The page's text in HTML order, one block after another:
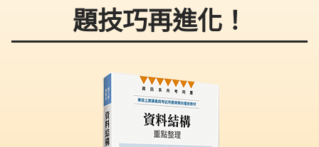
題技巧再進化！